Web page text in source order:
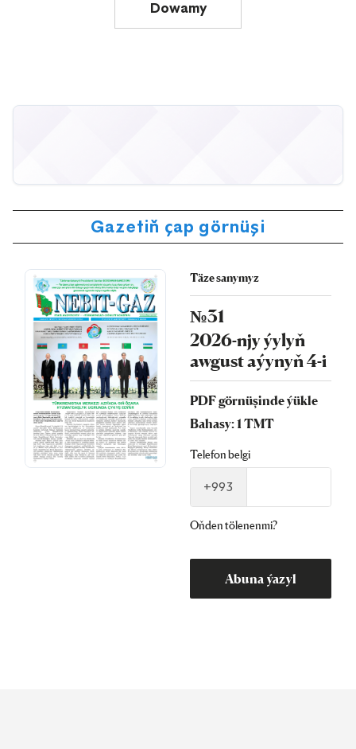
Dowamy
Gazetiň çap görnüşi
Täze sanymyz
№31
2026-njy ýylyň
awgust aýynyň 4-i
PDF görnüşinde ýükle
Bahasy: 1 TMT
Telefon belgi
+993
Oňden tölenenmi?
Abuna ýazyl